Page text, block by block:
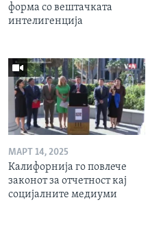
форма со вештачката
интелигенција
МАРТ 14, 2025
Калифорнија го повлече
законот за отчетност кај
социјалните медиуми